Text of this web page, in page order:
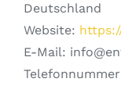
Deutschland
Website:
E-Mail: info@